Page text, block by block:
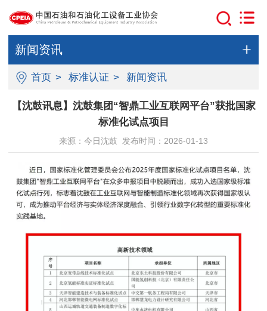
新闻资讯
首页 > 标准认证 > 新闻资讯
【沈鼓讯息】沈鼓集团“智鼎工业互联网平台”获批国家
标准化试点项目
来源：今日沈鼓 发布时间：2026-01-13